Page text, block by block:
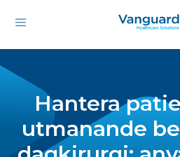
Hantera
utmanande